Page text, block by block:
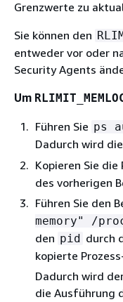
Grenzwerte zu
Sie können den
entweder vor oder
Security Agents
Um
Führen Sie ps
Dadurch wird
Kopieren Sie die
des vorherigen
Führen Sie den
memory" /
den pid durch
kopierte
Dadurch wird
die Ausführung